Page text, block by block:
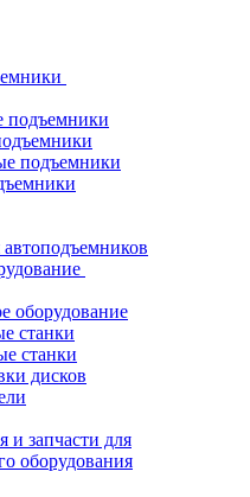
подъемники
подъемники
оборудование
станки
станки
дисков
и запчасти для
оборудования